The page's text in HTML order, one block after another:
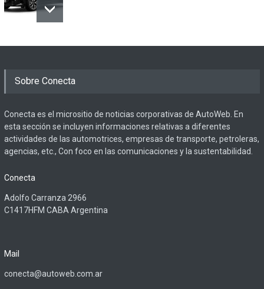
Sobre Conecta
Conecta es el micrositio de noticias corporativas de AutoWeb. En
esta sección se incluyen informaciones relativas a diferentes
actividades de las automotrices, empresas de transporte, petroleras,
agencias, etc., Con foco en las comunicaciones y la sustentabilidad.
Conecta
Adolfo Carranza 2966
C1417HFM CABA Argentina
Mail
conecta@autoweb.com.ar